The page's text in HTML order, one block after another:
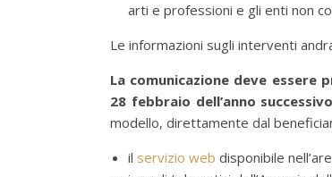
arti e professioni e gli enti non
Le informazioni sugli interventi
La comunicazione deve essere
28 febbraio dell’anno
modello, direttamente dal
il servizio web disponibile